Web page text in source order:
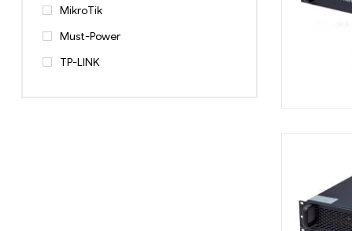
MikroTik
Must-Power
TP-LINK